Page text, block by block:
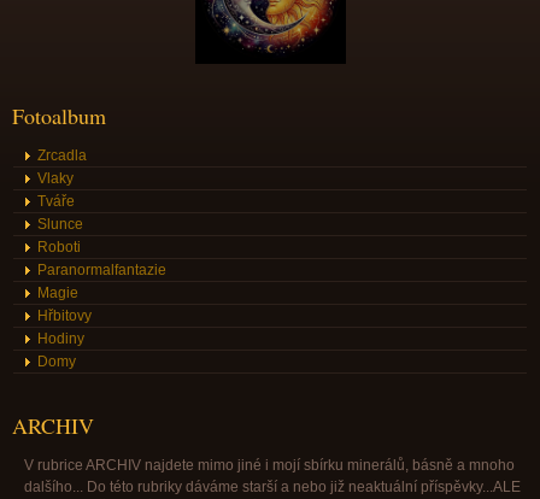
Fotoalbum
Zrcadla
Vlaky
Tváře
Slunce
Roboti
Paranormalfantazie
Magie
Hřbitovy
Hodiny
Domy
ARCHIV
V rubrice ARCHIV najdete mimo jiné i mojí sbírku minerálů, básně a mnoho
dalšího... Do této rubriky dáváme starší a nebo již neaktuální příspěvky...ALE